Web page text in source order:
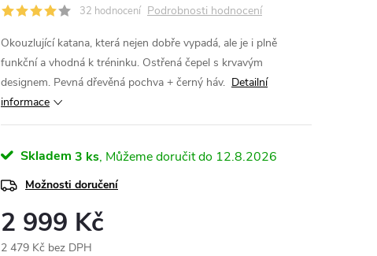
32 hodnocení Podrobnosti hodnocení
Okouzlující katana, která nejen dobře vypadá, ale je i plně
funkční a vhodná k tréninku. Ostřená čepel s krvavým
designem. Pevná dřevěná pochva + černý háv. Detailní
informace
Skladem 3 ks 12.8.2026
Možnosti doručení
2 999 Kč
2 479 Kč bez DPH